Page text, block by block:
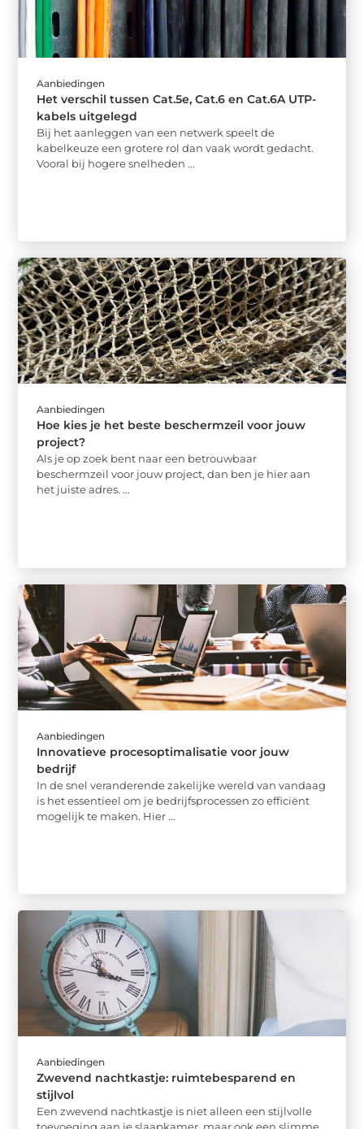
Aanbiedingen
Het verschil tussen Cat.5e, Cat.6 en Cat.6A UTP-
kabels uitgelegd
Bij het aanleggen van een netwerk speelt de
kabelkeuze een grotere rol dan vaak wordt gedacht.
Vooral bij hogere snelheden ...
Aanbiedingen
Hoe kies je het beste beschermzeil voor jouw
project?
Als je op zoek bent naar een betrouwbaar
beschermzeil voor jouw project, dan ben je hier aan
het juiste adres. ...
Aanbiedingen
Innovatieve procesoptimalisatie voor jouw
bedrijf
In de snel veranderende zakelijke wereld van vandaag
is het essentieel om je bedrijfsprocessen zo efficiënt
mogelijk te maken. Hier ...
Aanbiedingen
Zwevend nachtkastje: ruimtebesparend en
stijlvol
Een zwevend nachtkastje is niet alleen een stijlvolle